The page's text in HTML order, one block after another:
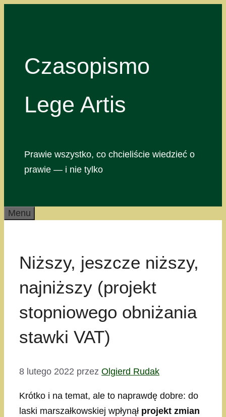
Czasopismo
Lege Artis
Prawie wszystko, co chcieliście wiedzieć o
prawie — i nie tylko
Menu
Niższy, jeszcze niższy,
najniższy (projekt
stopniowego obniżania
stawki VAT)
8 lutego 2022 przez Olgierd Rudak
Krótko i na temat, ale to naprawdę dobre: do
laski marszałkowskiej wpłynął projekt zmian